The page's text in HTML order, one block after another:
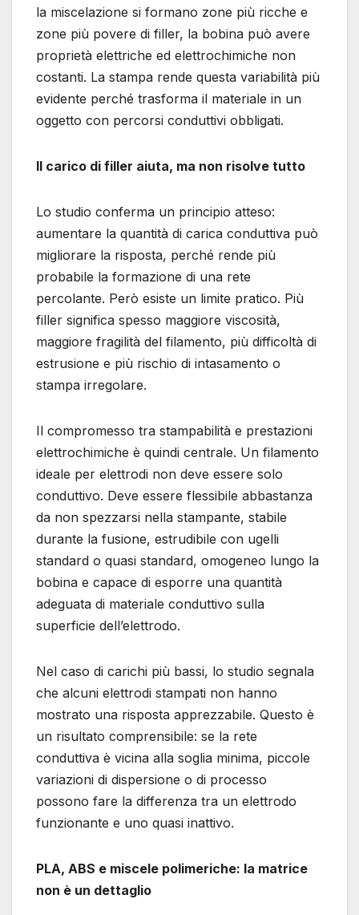
la miscelazione si formano zone più ricche e
zone più povere di filler, la bobina può avere
proprietà elettriche ed elettrochimiche non
costanti. La stampa rende questa variabilità più
evidente perché trasforma il materiale in un
oggetto con percorsi conduttivi obbligati.
Il carico di filler aiuta, ma non risolve tutto
Lo studio conferma un principio atteso:
aumentare la quantità di carica conduttiva può
migliorare la risposta, perché rende più
probabile la formazione di una rete
percolante. Però esiste un limite pratico. Più
filler significa spesso maggiore viscosità,
maggiore fragilità del filamento, più difficoltà di
estrusione e più rischio di intasamento o
stampa irregolare.
Il compromesso tra stampabilità e prestazioni
elettrochimiche è quindi centrale. Un filamento
ideale per elettrodi non deve essere solo
conduttivo. Deve essere flessibile abbastanza
da non spezzarsi nella stampante, stabile
durante la fusione, estrudibile con ugelli
standard o quasi standard, omogeneo lungo la
bobina e capace di esporre una quantità
adeguata di materiale conduttivo sulla
superficie dell’elettrodo.
Nel caso di carichi più bassi, lo studio segnala
che alcuni elettrodi stampati non hanno
mostrato una risposta apprezzabile. Questo è
un risultato comprensibile: se la rete
conduttiva è vicina alla soglia minima, piccole
variazioni di dispersione o di processo
possono fare la differenza tra un elettrodo
funzionante e uno quasi inattivo.
PLA, ABS e miscele polimeriche: la matrice
non è un dettaglio